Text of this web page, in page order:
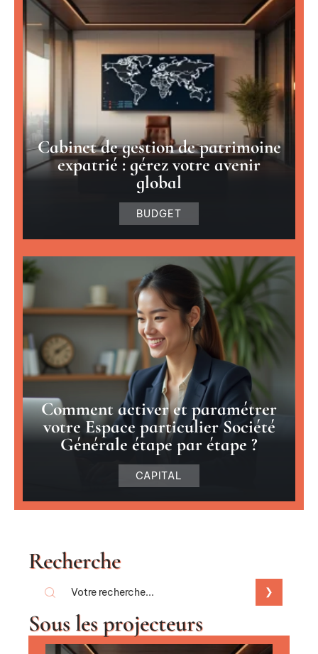
Cabinet de gestion de patrimoine
expatrié : gérez votre avenir
global
BUDGET
Comment activer et paramétrer
votre Espace particulier Société
Générale étape par étape ?
CAPITAL
Recherche
Sous les projecteurs